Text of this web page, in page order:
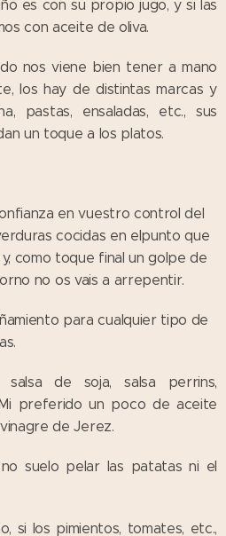
es con su propio jugo, y si las
con aceite de oliva.
nos viene bien tener a mano
los hay de distintas marcas y
pastas, ensaladas, etc., sus
un toque a los platos.
en vuestro control del
cocidas en elpunto que
como toque final un golpe de
no os vais a arrepentir.
para cualquier tipo de
salsa de soja, salsa perrins,
preferido un poco de aceite
de Jerez.
suelo pelar las patatas ni el
si los pimientos, tomates, etc.,